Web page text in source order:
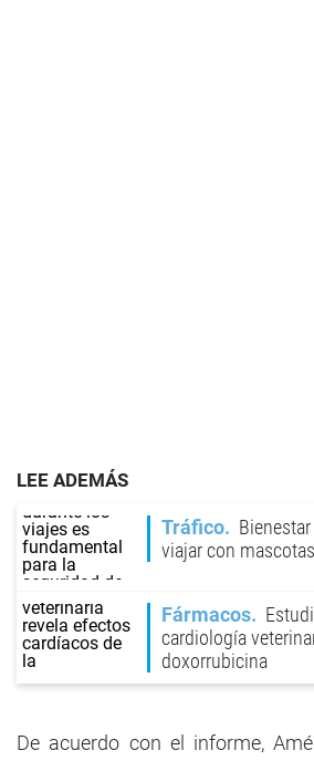
LEE ADEMÁS
Tráfico
viajar con mascotas
Fármacos
cardiología
doxorrubicina
De acuerdo con el informe,